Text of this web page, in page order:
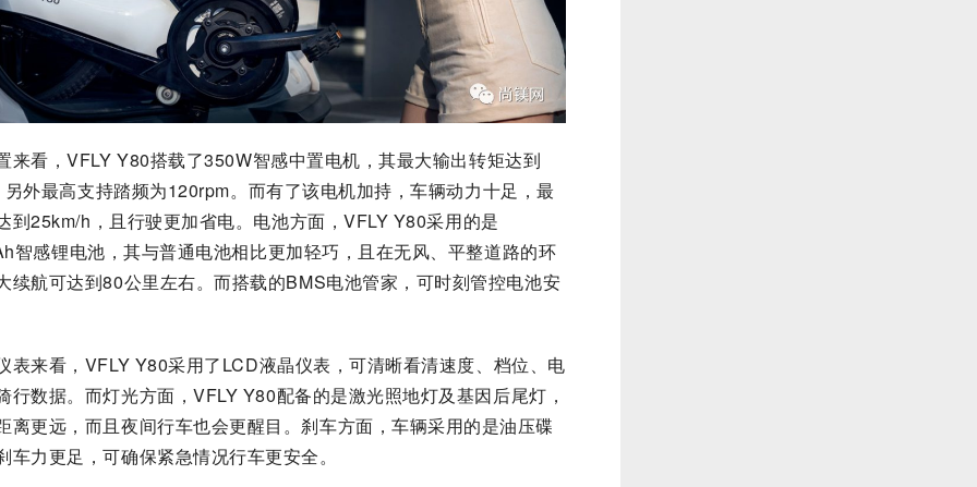
来看，VFLY Y80搭载了350W智感中置电机，其最大输出转矩达到
另外最高支持踏频为120rpm。而有了该电机加持，车辆动力十足，最
到25km/h，且行驶更加省电。电池方面，VFLY Y80采用的是
智感锂电池，其与普通电池相比更加轻巧，且在无风、平整道路的环
续航可达到80公里左右。而搭载的BMS电池管家，可时刻管控电池安
表来看，VFLY Y80采用了LCD液晶仪表，可清晰看清速度、档位、电
行数据。而灯光方面，VFLY Y80配备的是激光照地灯及基因后尾灯，
离更远，而且夜间行车也会更醒目。刹车方面，车辆采用的是油压碟
车力更足，可确保紧急情况行车更安全。